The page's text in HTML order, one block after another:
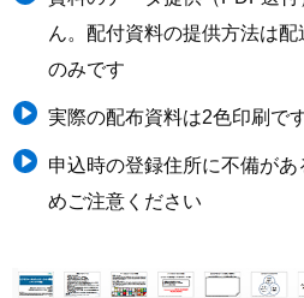
ん。配付資料の提供方法は配
のみです
実際の配布資料は2色印刷で
申込時の登録住所に不備が
めご注意ください